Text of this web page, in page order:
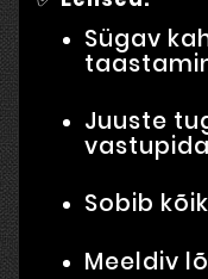
Sügav
Juuste
Sobib
Meeldiv